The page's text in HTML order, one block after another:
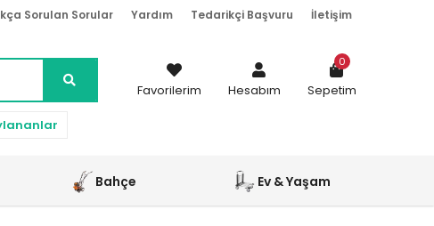
Sorulan Sorular Yardım Tedarikçi Başvuru İletişim
Favorilerim Hesabım Sepetim
0
Bahçe Ev & Yaşam